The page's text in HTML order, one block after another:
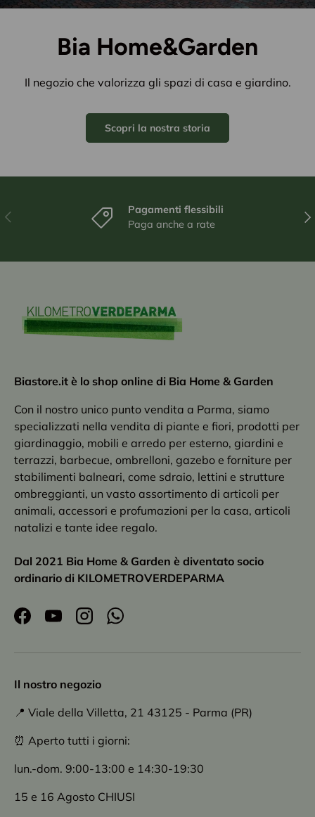
Bia Home&Garden
Il negozio che valorizza gli spazi di casa e giardino.
Scopri la nostra storia
Indietro
Pagamenti flessibili
Paga anche a rate
Biastore.it è lo shop online di Bia Home & Garden
Con il nostro unico punto vendita a Parma, siamo
specializzati nella vendita di piante e fiori, prodotti per
giardinaggio, mobili e arredo per esterno, giardini e
terrazzi, barbecue, ombrelloni, gazebo e forniture per
stabilimenti balneari, come sdraio, lettini e strutture
ombreggianti, un vasto assortimento di articoli per
animali, accessori e profumazioni per la casa, articoli
natalizi e tante idee regalo.
Dal 2021 Bia Home & Garden è diventato socio
ordinario di KILOMETROVERDEPARMA
FacebookYouTubeInstagramWhatsApp
Il nostro negozio
📍 Viale della Villetta, 21 43125 - Parma (PR)
⏰ Aperto tutti i giorni:
lun.-dom. 9:00-13:00 e 14:30-19:30
15 e 16 Agosto CHIUSI